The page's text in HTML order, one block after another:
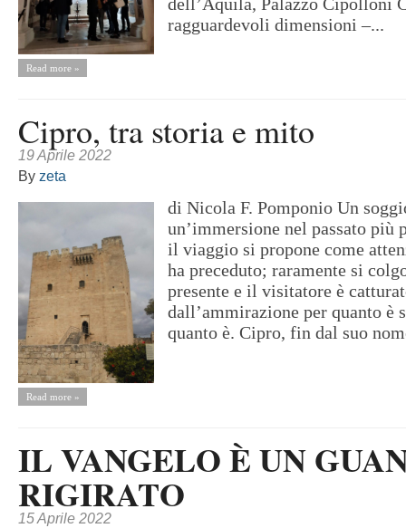
ragguardevoli dimensioni –...
Read more »
Cipro, tra storia e mito
19 Aprile 2022
By zeta
di Nicola F. Pomponio Un
un’immersione nel passato più
il viaggio si propone come
ha preceduto; raramente si
presente e il visitatore è
dall’ammirazione per quanto è
quanto è. Cipro, fin dal suo
Read more »
IL VANGELO È UN
RIGIRATO
15 Aprile 2022